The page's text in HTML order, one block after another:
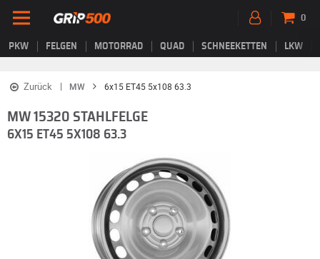
PKW FELGEN MOTORRAD QUAD SCHNEEKETTEN LKW
0
Zurück MW 6x15 ET45 5x108 63.3
MW 15320 STAHLFELGE
6X15 ET45 5X108 63.3